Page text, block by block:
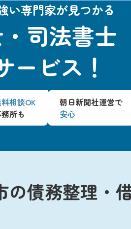
い専門家が見つかる
司法書士
ービス！
相談OK
所も
朝日新聞社運営で
安心
の債務整理・